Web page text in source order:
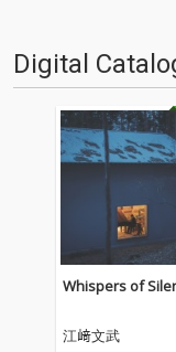
Digital
Whispers of
江﨑文武